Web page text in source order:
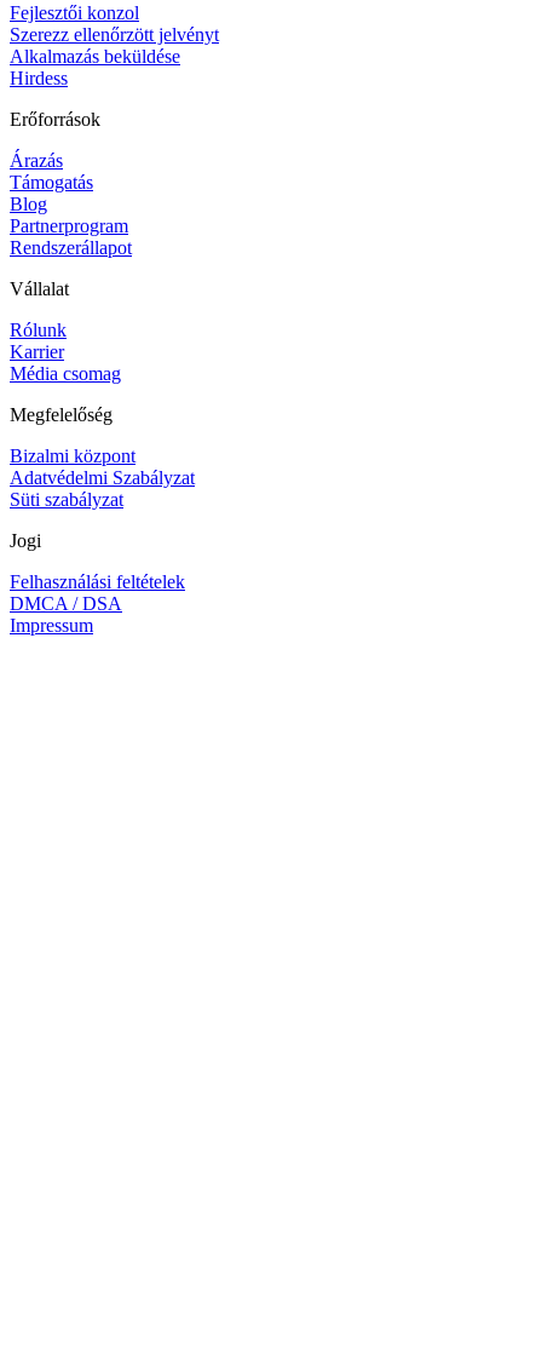
Fejlesztői konzol
Szerezz ellenőrzött jelvényt
Alkalmazás beküldése
Hirdess
Erőforrások
Árazás
Támogatás
Blog
Partnerprogram
Rendszerállapot
Vállalat
Rólunk
Karrier
Média csomag
Megfelelőség
Bizalmi központ
Adatvédelmi Szabályzat
Süti szabályzat
Jogi
Felhasználási feltételek
DMCA / DSA
Impressum